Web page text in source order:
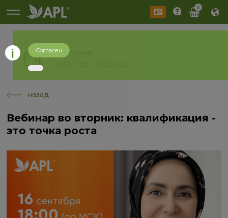
0
История
назад
Вебинар во вторник: квалификация -
это точка роста
Согласен